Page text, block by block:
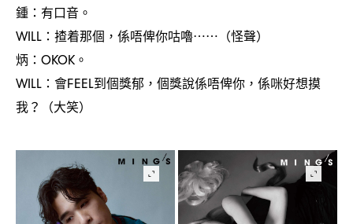
鍾 ： 有口音。
WILL： 揸着那個 ， 係唔俾你咕嚕⋯⋯（怪聲）
炳 ：OKOK 。
WILL： 會FEEL到個獎郁 ， 個獎說係唔俾你 ， 係咪好想摸
我？（大笑）